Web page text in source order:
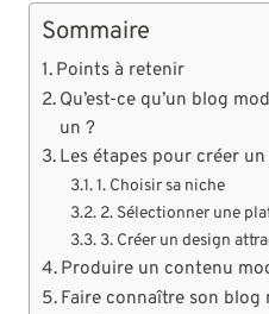
Sommaire
Points à retenir
Qu’est-ce qu’un blog
un ?
Les étapes pour créer
1. Choisir sa niche
2. Sélectionner une
3. Créer un design
Produire un contenu
Faire connaître son blog